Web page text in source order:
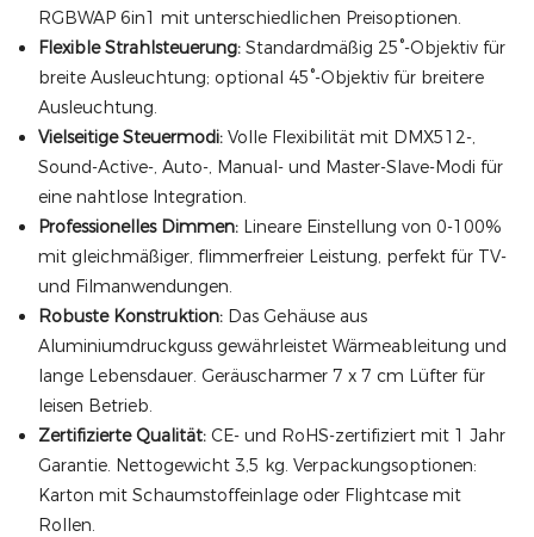
RGBWAP 6in1 mit unterschiedlichen Preisoptionen.
Flexible Strahlsteuerung:Standardmäßig 25°-Objektiv für
breite Ausleuchtung; optional 45°-Objektiv für breitere
Ausleuchtung.
Vielseitige Steuermodi:Volle Flexibilität mit DMX512-,
Sound-Active-, Auto-, Manual- und Master-Slave-Modi für
eine nahtlose Integration.
Professionelles Dimmen:Lineare Einstellung von 0-100%
mit gleichmäßiger, flimmerfreier Leistung, perfekt für TV-
und Filmanwendungen.
Robuste Konstruktion:Das Gehäuse aus
Aluminiumdruckguss gewährleistet Wärmeableitung und
lange Lebensdauer. Geräuscharmer 7 x 7 cm Lüfter für
leisen Betrieb.
Zertifizierte Qualität:CE- und RoHS-zertifiziert mit 1 Jahr
Garantie. Nettogewicht 3,5 kg. Verpackungsoptionen:
Karton mit Schaumstoffeinlage oder Flightcase mit
Rollen.